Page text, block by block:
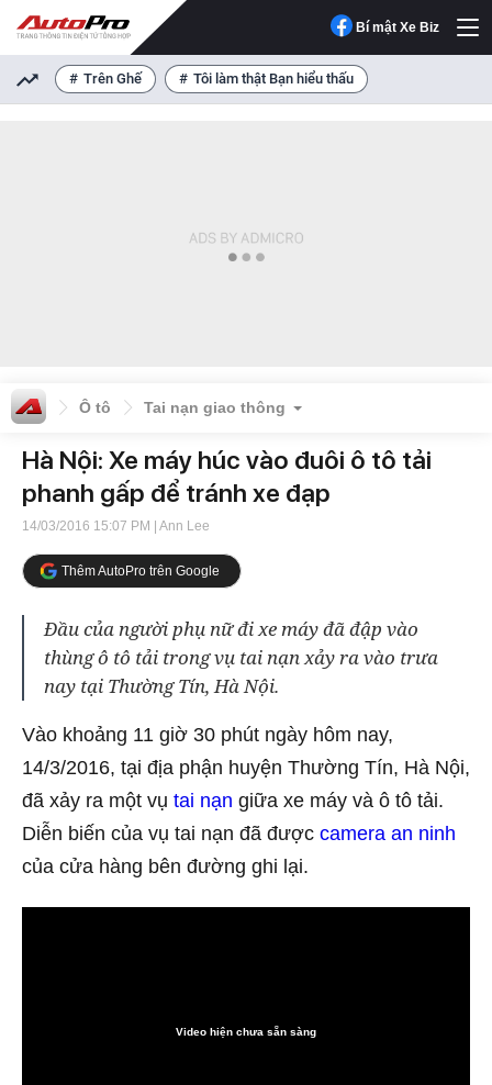
Bí mật Xe Biz
Trên Ghế Tôi làm thật Bạn hiểu thấu
Ô tô Tai nạn giao thông
Hà Nội: Xe máy húc vào đuôi ô tô tải
phanh gấp để tránh xe đạp
14/03/2016 15:07 PM | Ann Lee
Thêm AutoPro trên Google
Đầu của người phụ nữ đi xe máy đã đập vào
thùng ô tô tải trong vụ tai nạn xảy ra vào trưa
nay tại Thường Tín, Hà Nội.
Vào khoảng 11 giờ 30 phút ngày hôm nay,
14/3/2016, tại địa phận huyện Thường Tín, Hà Nội,
đã xảy ra một vụ tai nạn giữa xe máy và ô tô tải.
Diễn biến của vụ tai nạn đã được camera an ninh
của cửa hàng bên đường ghi lại.
Video hiện chưa sẵn sàng